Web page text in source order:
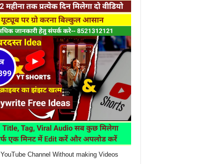
Channel Without making Videos